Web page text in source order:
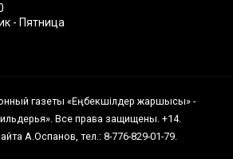
- Пятница
газеты «Еңбекшiлдер жаршысы» -
Все права защищены. +14.
А.Оспанов, тел.: 8-776-829-01-79.